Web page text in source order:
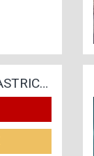
ANDRE RIEUS 2026 SUMMER CONCERT: VIVA MAASTRICHT!